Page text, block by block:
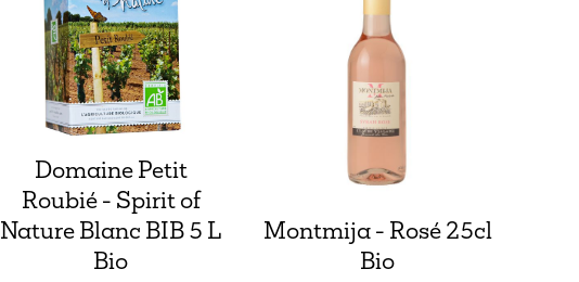
Domaine Petit
Roubié - Spirit of
Nature Blanc BIB 5 L
Bio
Montmija - Rosé 25cl
Bio